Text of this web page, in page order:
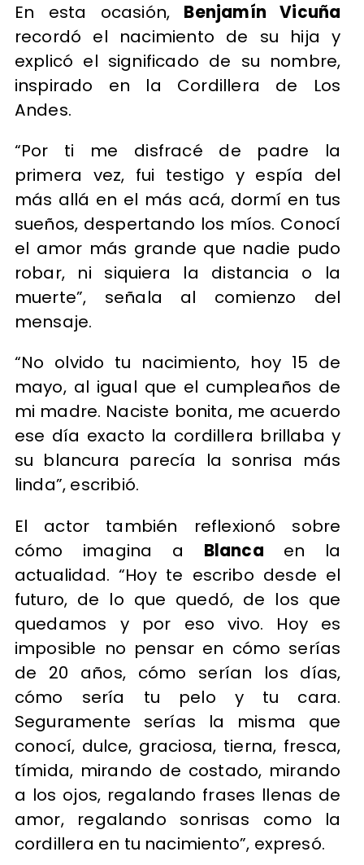
En esta ocasión, Benjamín Vicuña
recordó el nacimiento de su hija y
explicó el significado de su nombre,
inspirado en la Cordillera de Los
Andes.
“Por ti me disfracé de padre la
primera vez, fui testigo y espía del
más allá en el más acá, dormí en tus
sueños, despertando los míos. Conocí
el amor más grande que nadie pudo
robar, ni siquiera la distancia o la
muerte”, señala al comienzo del
mensaje.
“No olvido tu nacimiento, hoy 15 de
mayo, al igual que el cumpleaños de
mi madre. Naciste bonita, me acuerdo
ese día exacto la cordillera brillaba y
su blancura parecía la sonrisa más
linda”, escribió.
El actor también reflexionó sobre
cómo imagina a Blanca en la
actualidad. “Hoy te escribo desde el
futuro, de lo que quedó, de los que
quedamos y por eso vivo. Hoy es
imposible no pensar en cómo serías
de 20 años, cómo serían los días,
cómo sería tu pelo y tu cara.
Seguramente serías la misma que
conocí, dulce, graciosa, tierna, fresca,
tímida, mirando de costado, mirando
a los ojos, regalando frases llenas de
amor, regalando sonrisas como la
cordillera en tu nacimiento”, expresó.